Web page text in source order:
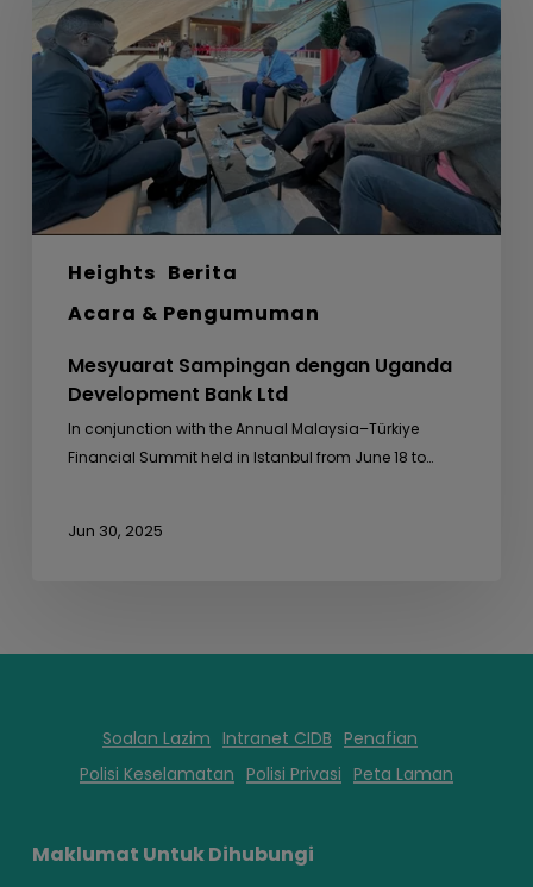
Heights Berita
Acara & Pengumuman
Uganda
Development
Bank
Mesyuarat Sampingan dengan Uganda
Development Bank Ltd
In conjunction with the Annual Malaysia–Türkiye
Financial Summit held in Istanbul from June 18 to…
Jun 30, 2025
Soalan Lazim Intranet CIDB Penafian
Polisi Keselamatan Polisi Privasi Peta Laman
Maklumat Untuk Dihubungi